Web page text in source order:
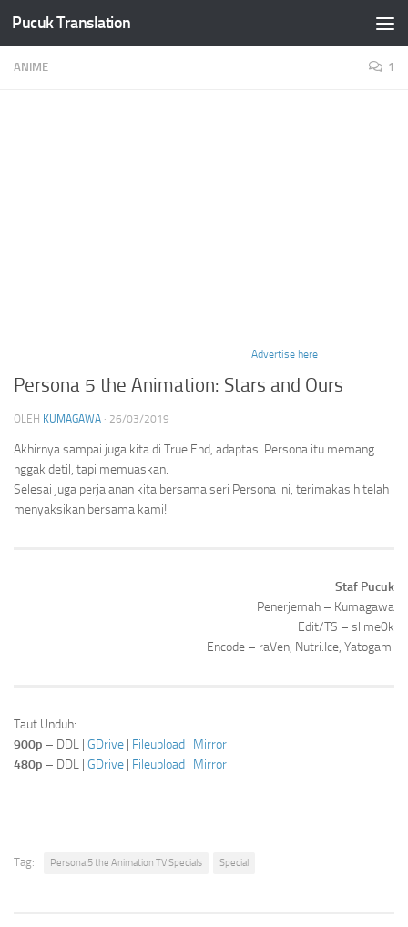
Skip to content
Pucuk Translation
ANIME 1
Advertise here
Persona 5 the Animation: Stars and Ours
OLEH KUMAGAWA · 26/03/2019
Akhirnya sampai juga kita di True End, adaptasi Persona itu memang
nggak detil, tapi memuaskan.
Selesai juga perjalanan kita bersama seri Persona ini, terimakasih telah
menyaksikan bersama kami!
Staf Pucuk
Penerjemah – Kumagawa
Edit/TS – slime0k
Encode – raVen, Nutri.Ice, Yatogami
Taut Unduh:
900p – DDL | GDrive | Fileupload | Mirror
480p – DDL | GDrive | Fileupload | Mirror
Tag: Persona 5 the Animation TV Specials Special